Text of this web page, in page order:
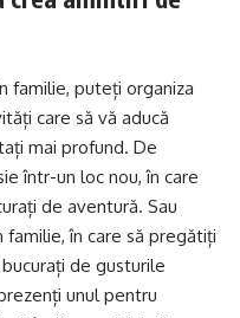
familie, puteți organiza
care să vă aducă
mai profund. De
într-un loc nou, în care
de aventură. Sau
în care să pregătiți
de gusturile
unul pentru